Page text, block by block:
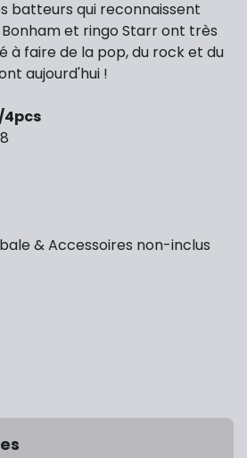
batteurs qui reconnaissent
et ringo Starr ont très
à faire de la pop, du rock et du
aujourd'hui !
& Accessoires non-inclus